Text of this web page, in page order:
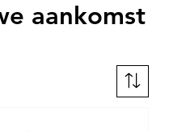
aankomst